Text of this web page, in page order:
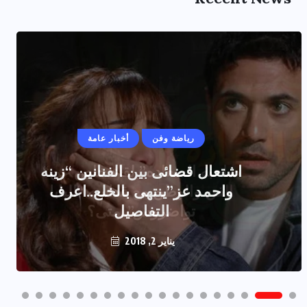
أخبار عامة رياضة وفن
اشتعال قضائى بين الفنانين “زينه
واحمد عز”ينتهى بالخلع..اعرف
التفاصيل
يناير 2, 2018